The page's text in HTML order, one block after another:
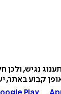
נגיש,
קבוע באתר,